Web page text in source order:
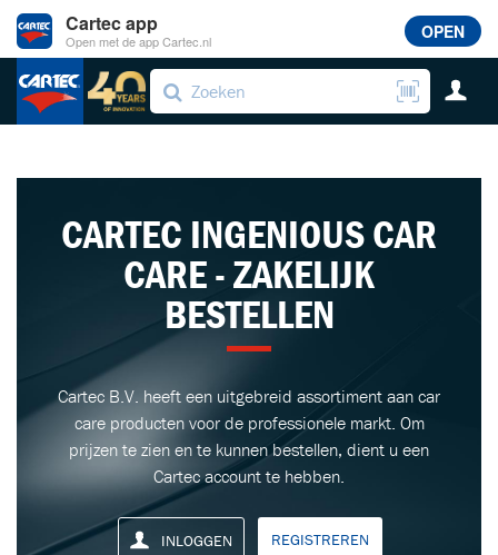
CARTEC INGENIOUS CAR
CARE - ZAKELIJK
BESTELLEN
Cartec B.V. heeft een uitgebreid assortiment aan car
care producten voor de professionele markt. Om
prijzen te zien en te kunnen bestellen, dient u een
Cartec account te hebben.
INLOGGEN REGISTREREN
Cartec app
Open met de app Cartec.nl OPEN